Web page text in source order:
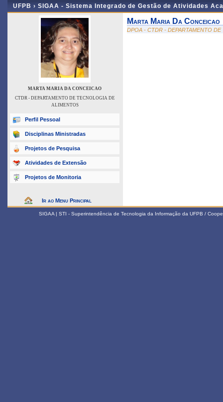
UFPB › SIGAA - Sistema Integrado de Gestão de Atividades
MARTA MARIA DA CONCEICAO
CTDR - DEPARTAMENTO DE TECNOLOGIA DE
ALIMENTOS
Perfil Pessoal
Disciplinas Ministradas
Projetos de Pesquisa
Atividades de Extensão
Projetos de Monitoria
Ir ao Menu Principal
Marta Maria Da Conceicao
DPOA - CTDR - DEPARTAMENTO
SIGAA | STI - Superintendência de Tecnologia da Informação da UFPB /